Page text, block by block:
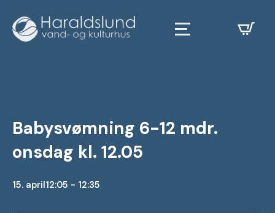
Babysvømning 6-12 mdr.
onsdag kl. 12.05
15. april12:05 - 12:35